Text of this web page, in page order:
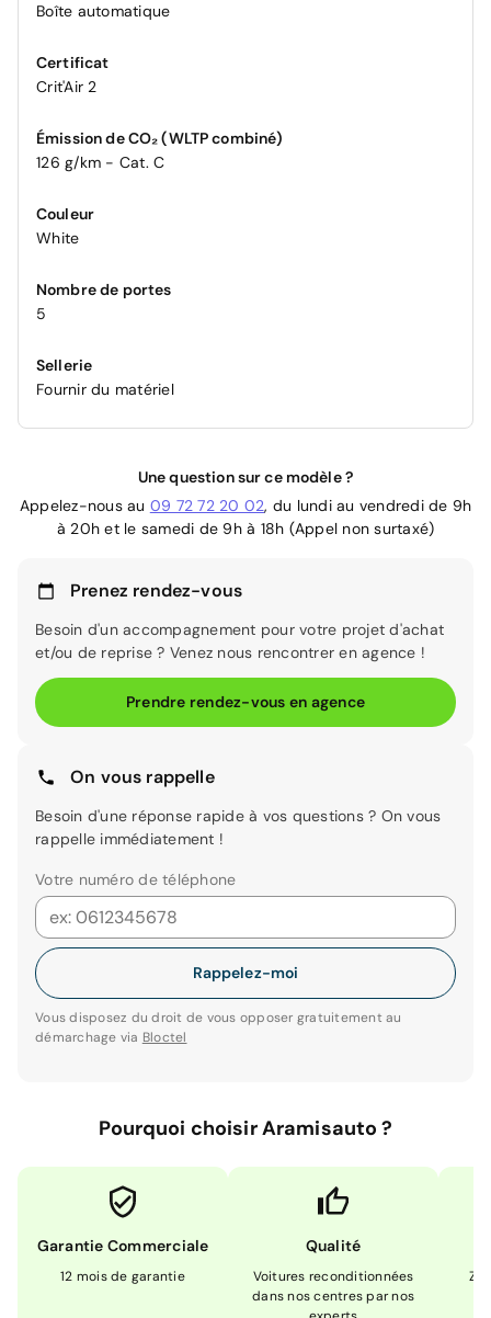
Boîte automatique
Certificat
Crit'Air 2
Émission de CO₂ (WLTP combiné)
126 g/km - Cat. C
Couleur
White
Nombre de portes
5
Sellerie
Fournir du matériel
Une question sur ce modèle ?
Appelez-nous au 09 72 72 20 02, du lundi au vendredi de 9h
à 20h et le samedi de 9h à 18h (Appel non surtaxé)
Prenez rendez-vous
Besoin d'un accompagnement pour votre projet d'achat
et/ou de reprise ? Venez nous rencontrer en agence !
Prendre rendez-vous en agence
On vous rappelle
Besoin d'une réponse rapide à vos questions ? On vous
rappelle immédiatement !
Votre numéro de téléphone
Rappelez-moi
Vous disposez du droit de vous opposer gratuitement au
démarchage via Bloctel
Pourquoi choisir Aramisauto ?
Garantie Commerciale
12 mois de garantie
Qualité
Voitures reconditionnées
dans nos centres par nos